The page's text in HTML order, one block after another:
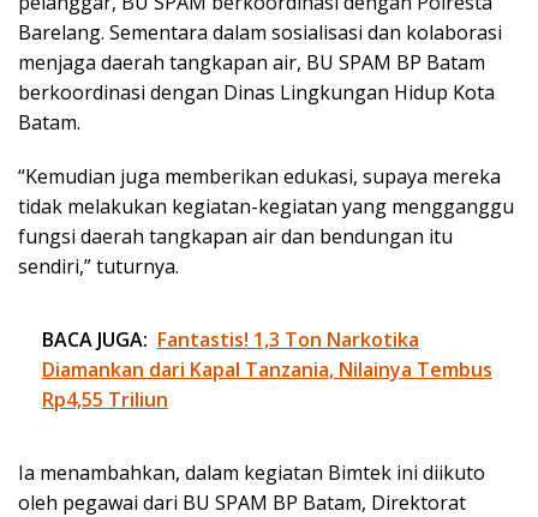
Barelang. Sementara dalam sosialisasi dan kolaborasi
menjaga daerah tangkapan air, BU SPAM BP Batam
berkoordinasi dengan Dinas Lingkungan Hidup Kota
Batam.
“Kemudian juga memberikan edukasi, supaya mereka
tidak melakukan kegiatan-kegiatan yang mengganggu
fungsi daerah tangkapan air dan bendungan itu
sendiri,” tuturnya.
BACA JUGA: Fantastis! 1,3 Ton Narkotika
Diamankan dari Kapal Tanzania, Nilainya Tembus
Rp4,55 Triliun
Ia menambahkan, dalam kegiatan Bimtek ini diikuto
oleh pegawai dari BU SPAM BP Batam, Direktorat